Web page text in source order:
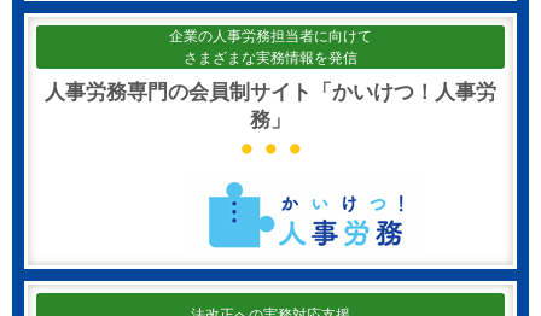
企業の人事労務担当者に向けて
さまざまな実務情報を発信
人事労務専門の会員制サイト「かいけつ！人事労
務」